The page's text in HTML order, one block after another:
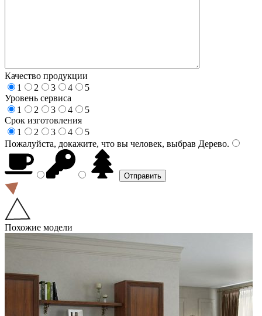
Качество продукции
1
2 3 4
5
Уровень сервиса
1
2 3 4
5
Срок изготовления
1
2 3 4
5
Пожалуйста, докажите, что вы человек, выбрав Дерево.
Похожие модели